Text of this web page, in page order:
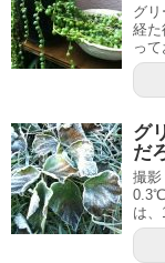
グ
経た
っ
グ
だ
撮影
0.3℃
は